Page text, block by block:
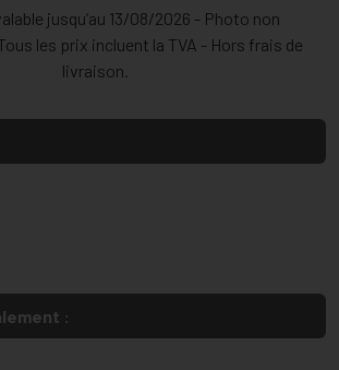
jusqu’au 13/08/2026 - Photo non
les prix incluent la TVA - Hors frais de
livraison.
: